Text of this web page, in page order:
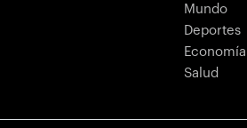
Mundo
Deportes
Economía
Salud